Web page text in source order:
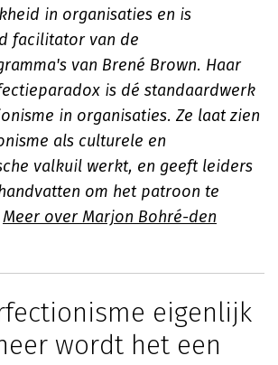
in organisaties en is
facilitator van de
van Brené Brown. Haar
is dé standaardwerk
in organisaties. Ze laat zien
als culturele en
valkuil werkt, en geeft leiders
om het patroon te
Meer over Marjon Bohré-den
eigenlijk
wordt het een